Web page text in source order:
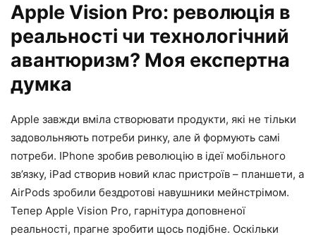
Apple Vision Pro: революція в
реальності чи технологічний
авантюризм? Моя експертна
думка
Apple завжди вміла створювати продукти, які не тільки
задовольняють потреби ринку, але й формують самі
потреби. IPhone зробив революцію в ідеї мобільного
зв’язку, iPad створив новий клас пристроїв – планшети, а
AirPods зробили бездротові навушники мейнстрімом.
Тепер Apple Vision Pro, гарнітура доповненої
реальності, прагне зробити щось подібне. Оскільки